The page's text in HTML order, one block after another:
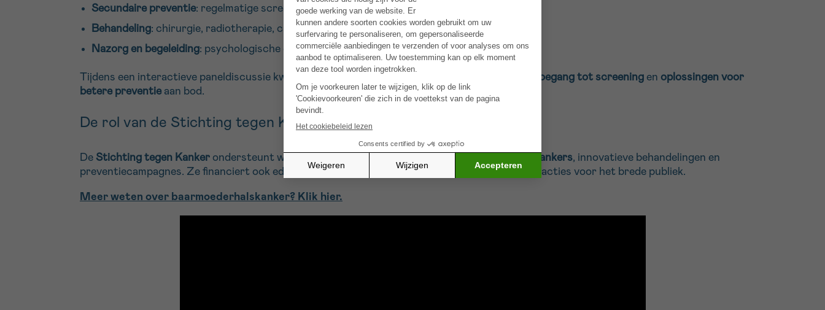
Secundaire preventie: regelmatige screening.
Behandeling: chirurgie, radiotherapie, chemotherapie.
Nazorg en begeleiding: psychologische ondersteuning, revalidatie, lotgenotencontact.
Tijdens een interactieve paneldiscussie kwamen ook ongelijkheid in toegang tot screening en oplossingen voor
betere preventieaan bod.
De rol van de Stichting tegen Kanker
De Stichting tegen Kanker ondersteunt wetenschappelijk onderzoek naar HPV-gerelateerde kankers, innovatieve behandelingen en
preventiecampagnes. Ze financiert ook educatieve tools voor zorgverleners en sensibiliseringsacties voor het brede publiek.
Meer weten over baarmoederhalskanker? Klik hier.